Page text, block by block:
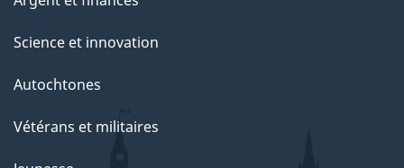
Science et innovation
Autochtones
Vétérans et militaires